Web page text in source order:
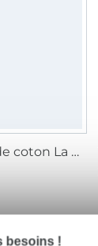
Tissu jersey de coton La Pat' Patrouille Rallye, bleu pétrole foncé
besoins !